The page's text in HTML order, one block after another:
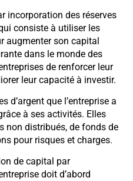
incorporation des réserves
consiste à utiliser les
augmenter son capital
dans le monde des
de renforcer leur
leur capacité à investir.
d’argent que l’entreprise a
à ses activités. Elles
non distribués, de fonds de
pour risques et charges.
de capital par
doit d’abord